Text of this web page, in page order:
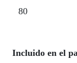
80
Incluido en el